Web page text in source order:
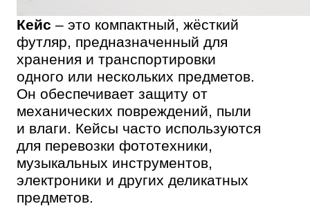
Кейс – это компактный, жёсткий
футляр, предназначенный для
хранения и транспортировки
одного или нескольких предметов.
Он обеспечивает защиту от
механических повреждений, пыли
и влаги. Кейсы часто используются
для перевозки фототехники,
музыкальных инструментов,
электроники и других деликатных
предметов.